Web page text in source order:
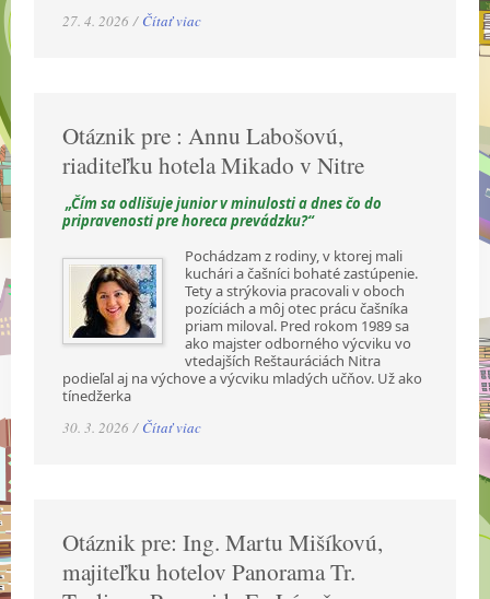
27. 4. 2026 / Čítať viac
Otáznik pre : Annu Labošovú,
riaditeľku hotela Mikado v Nitre
„Čím sa odlišuje junior v minulosti a dnes čo do
pripravenosti pre horeca prevádzku?“
Pochádzam z rodiny, v ktorej mali
kuchári a čašníci bohaté zastúpenie.
Tety a strýkovia pracovali v oboch
pozíciách a môj otec prácu čašníka
priam miloval. Pred rokom 1989 sa
ako majster odborného výcviku vo
vtedajších Reštauráciách Nitra
podieľal aj na výchove a výcviku mladých učňov. Už ako
tínedžerka
30. 3. 2026 / Čítať viac
Otáznik pre: Ing. Martu Mišíkovú,
majiteľku hotelov Panorama Tr.